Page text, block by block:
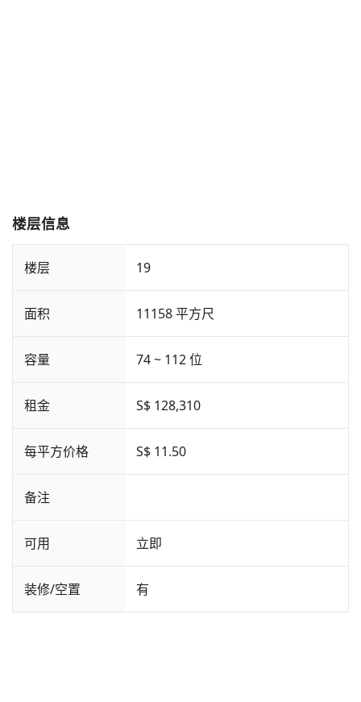
楼层信息
楼层 19
面积 11158 平方尺
容量 74 ~ 112 位
租金 S$ 128,310
每平方价格 S$ 11.50
备注
可用 立即
装修/空置 有